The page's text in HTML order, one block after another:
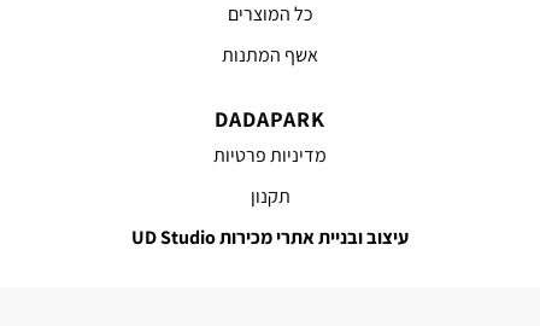
כל המוצרים
אשף המתנות
DADAPARK
מדיניות פרטיות
תקנון
עיצוב ובניית אתרי מכירות UD Studio